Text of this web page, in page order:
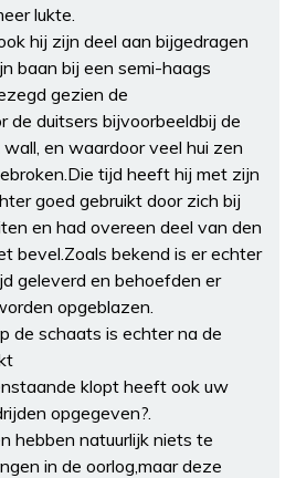
lukte.
hij zijn deel aan bijgedragen
baan bij een semi-haags
gezien de
de duitsers bijvoorbeeldbij de
en waardoor veel hui zen
tijd heeft hij met zijn
goed gebruikt door zich bij
en had overeen deel van den
bevel.Zoals bekend is er echter
geleverd en behoefden er
opgeblazen.
de schaats is echter na de
klopt heeft ook uw
opgegeven?.
hebben natuurlijk niets te
in de oorlog,maar deze